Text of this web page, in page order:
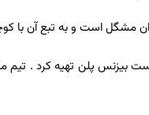
مشگل است و به تبع آن با
بیزنس پلن تهیه کرد . تیم